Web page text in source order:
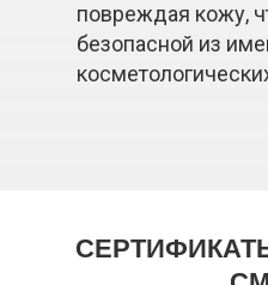
повреждая кожу,
безопасной из